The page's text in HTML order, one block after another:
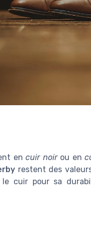
encuir noirou en
restent des
cuir pour sa